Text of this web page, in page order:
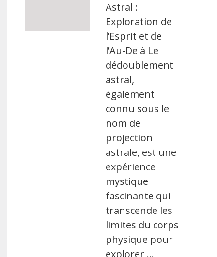
Astral :
Exploration de
l’Esprit et de
l’Au-Delà Le
dédoublement
astral,
également
connu sous le
nom de
projection
astrale, est une
expérience
mystique
fascinante qui
transcende les
limites du corps
physique pour
explorer …